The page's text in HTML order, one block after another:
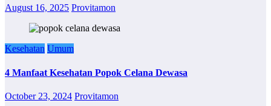
August 16, 2025 Provitamon
Kesehatan Umum
4 Manfaat Kesehatan Popok Celana Dewasa
October 23, 2024 Provitamon